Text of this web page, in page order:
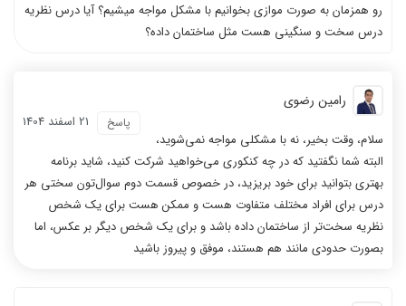
رو همزمان به صورت موازی بخوانیم با مشکل مواجه میشیم؟ آیا درس نظریه
درس سخت و سنگینی هست مثل ساختمان داده؟
رامین رضوی
21 اسفند 1404 پاسخ
سلام، وقت بخیر، نه با مشکلی مواجه نمی‌شوید،
البته شما نگفتید که در چه کنکوری می‌خواهید شرکت کنید، شاید برنامه
بهتری بتوانید برای خود بریزید، در خصوص قسمت دوم سوال‌تون سختی هر
درس برای افراد مختلف متفاوت هست و ممکن هست برای یک شخص
نظریه سخت‌تر از ساختمان داده باشد و برای یک شخص دیگر بر عکس، اما
بصورت حدودی مانند هم هستند، موفق و پیروز باشید